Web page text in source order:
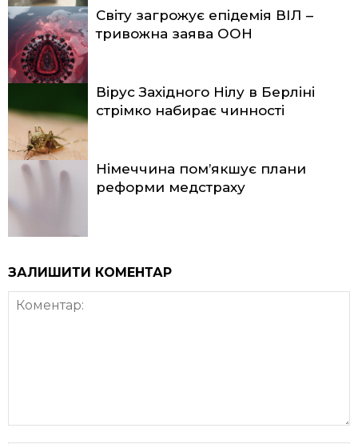
Світу загрожує епідемія ВІЛ –
тривожна заява ООН
Вірус Західного Нілу в Берліні
стрімко набирає чинності
Німеччина пом’якшує плани
реформи медстраху
ЗАЛИШИТИ КОМЕНТАР